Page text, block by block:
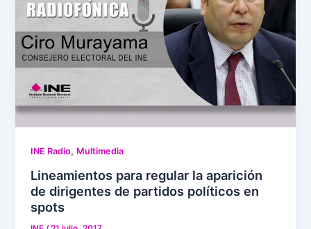
INE Radio, Multimedia
Lineamientos para regular la aparición
de dirigentes de partidos políticos en
spots